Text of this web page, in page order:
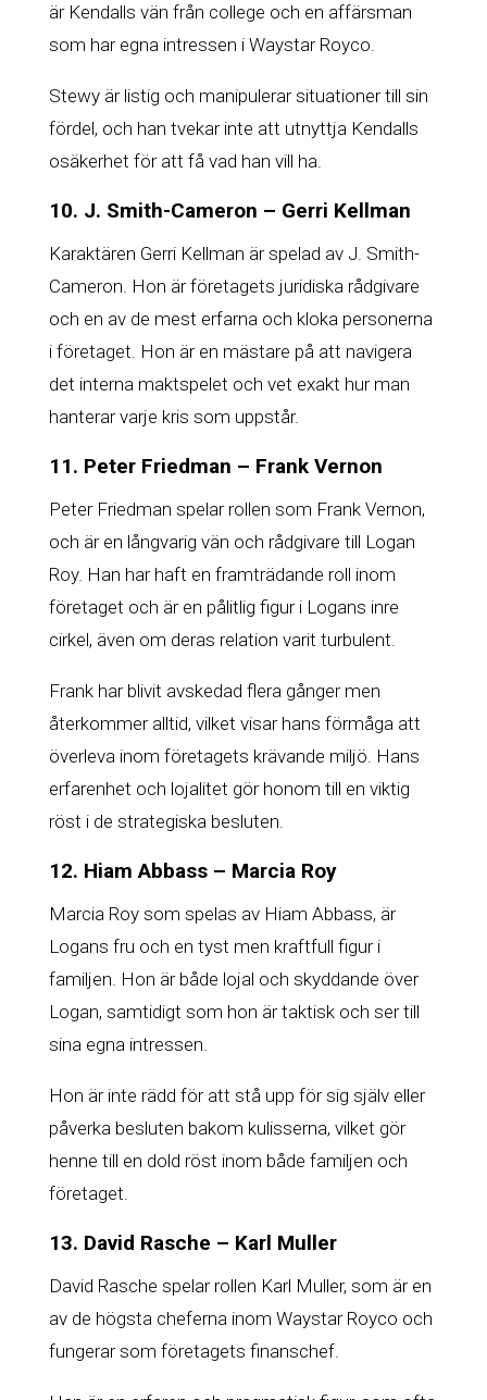
är Kendalls vän från college och en affärsman
som har egna intressen i Waystar Royco.
Stewy är listig och manipulerar situationer till sin
fördel, och han tvekar inte att utnyttja Kendalls
osäkerhet för att få vad han vill ha.
10. J. Smith-Cameron – Gerri Kellman
Karaktären Gerri Kellman är spelad av J. Smith-
Cameron. Hon är företagets juridiska rådgivare
och en av de mest erfarna och kloka personerna
i företaget. Hon är en mästare på att navigera
det interna maktspelet och vet exakt hur man
hanterar varje kris som uppstår.
11. Peter Friedman – Frank Vernon
Peter Friedman spelar rollen som Frank Vernon,
och är en långvarig vän och rådgivare till Logan
Roy. Han har haft en framträdande roll inom
företaget och är en pålitlig figur i Logans inre
cirkel, även om deras relation varit turbulent.
Frank har blivit avskedad flera gånger men
återkommer alltid, vilket visar hans förmåga att
överleva inom företagets krävande miljö. Hans
erfarenhet och lojalitet gör honom till en viktig
röst i de strategiska besluten.
12. Hiam Abbass – Marcia Roy
Marcia Roy som spelas av Hiam Abbass, är
Logans fru och en tyst men kraftfull figur i
familjen. Hon är både lojal och skyddande över
Logan, samtidigt som hon är taktisk och ser till
sina egna intressen.
Hon är inte rädd för att stå upp för sig själv eller
påverka besluten bakom kulisserna, vilket gör
henne till en dold röst inom både familjen och
företaget.
13. David Rasche – Karl Muller
David Rasche spelar rollen Karl Muller, som är en
av de högsta cheferna inom Waystar Royco och
fungerar som företagets finanschef.